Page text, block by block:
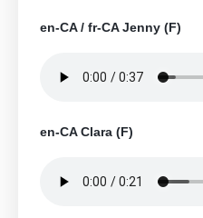
en-CA / fr-CA Jenny (F)
en-CA Clara (F)